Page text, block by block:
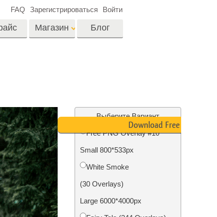
Недвижимости
Реставрация
фотографий
Магазин
Видео Оверлейсы
Блог
FAQ Зарегистрироваться Войти
Выберите Вариант
Free PNG Overlay #10
Small 800*533px
White Smoke
(30 Overlays)
Large 6000*4000px
Download Free PNG